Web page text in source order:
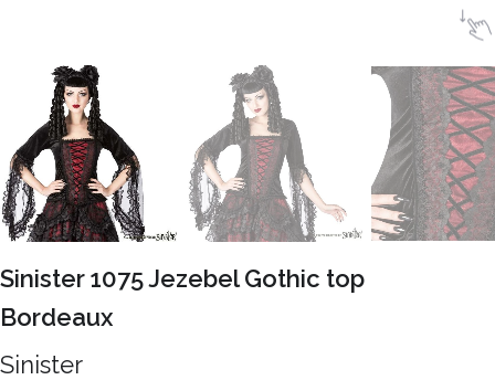
Sinister 1075 Jezebel Gothic top
Bordeaux
Sinister